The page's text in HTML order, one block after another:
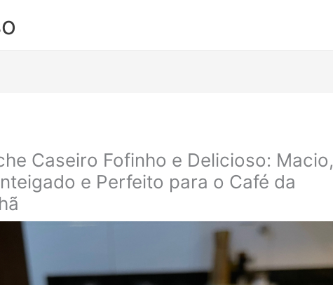
Caseiro Fofinho e Delicioso: Macio,
e Perfeito para o Café da